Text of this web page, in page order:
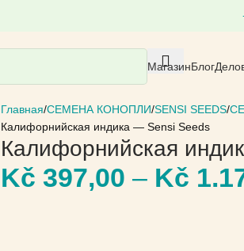
МагазинБлог
Главная СЕМЕНА КОНОПЛИ SENSI SEEDS
Калифорнийская индика — Sensi Seeds
Калифорнийская
Kč 397,00 – Kč